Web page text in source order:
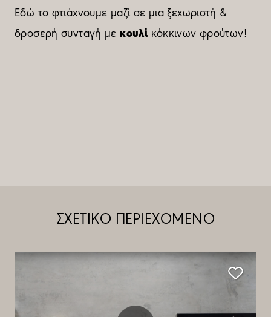
Εδώ το φτιάχνουμε μαζί σε μια ξεχωριστή &
δροσερή συνταγή μεκουλίκόκκινων φρούτων!
ΣΧΕΤΙΚΟ ΠΕΡΙΕΧΟΜΕΝΟ